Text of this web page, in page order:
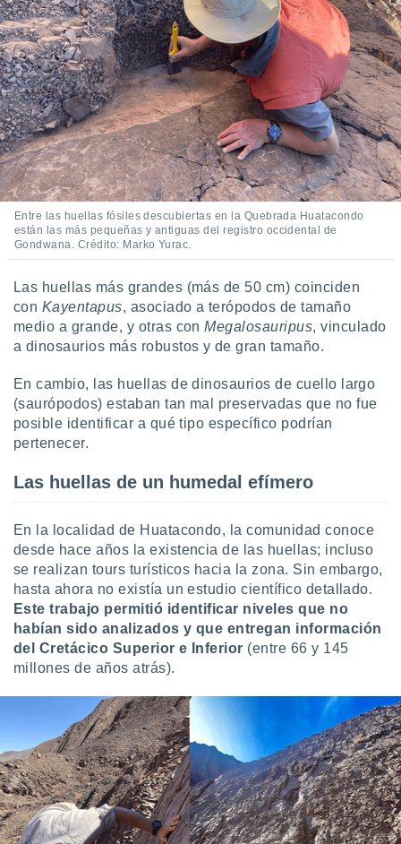
e
mediante
publicidad
publicidad
de
1199
Entre las huellas fósiles descubiertas en la Quebrada Huatacondo
están las más pequeñas y antiguas del registro occidental de
Gondwana. Crédito: Marko Yurac.
Las huellas más grandes (más de 50 cm) coinciden
con Kayentapus, asociado a terópodos de tamaño
medio a grande, y otras conMegalosauripus, vinculado
a dinosaurios más robustos y de gran tamaño.
En cambio, las huellas de dinosaurios de cuello largo
(saurópodos) estaban tan mal preservadas que no fue
posible identificar a qué tipo específico podrían
pertenecer.
Las huellas de un humedal efímero
En la localidad de Huatacondo, la comunidad conoce
desde hace años la existencia de las huellas; incluso
se realizan tours turísticos hacia la zona. Sin embargo,
hasta ahora no existía un estudio científico detallado.
Este trabajo permitió identificar niveles que no
habían sido analizados y que entregan información
del Cretácico Superior e Inferior (entre 66 y 145
millones de años atrás).